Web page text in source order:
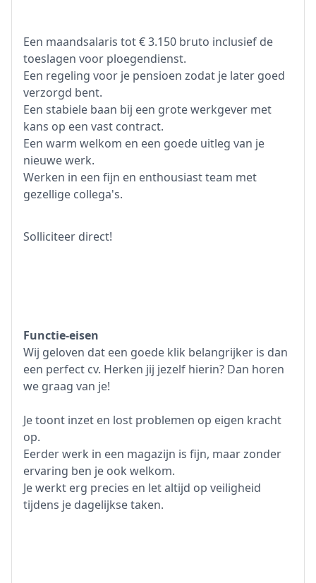
Een maandsalaris tot € 3.150 bruto inclusief de
toeslagen voor ploegendienst.
Een regeling voor je pensioen zodat je later goed
verzorgd bent.
Een stabiele baan bij een grote werkgever met
kans op een vast contract.
Een warm welkom en een goede uitleg van je
nieuwe werk.
Werken in een fijn en enthousiast team met
gezellige collega's.
Solliciteer direct!
Functie-eisen
Wij geloven dat een goede klik belangrijker is dan
een perfect cv. Herken jij jezelf hierin? Dan horen
we graag van je!
Je toont inzet en lost problemen op eigen kracht
op.
Eerder werk in een magazijn is fijn, maar zonder
ervaring ben je ook welkom.
Je werkt erg precies en let altijd op veiligheid
tijdens je dagelijkse taken.